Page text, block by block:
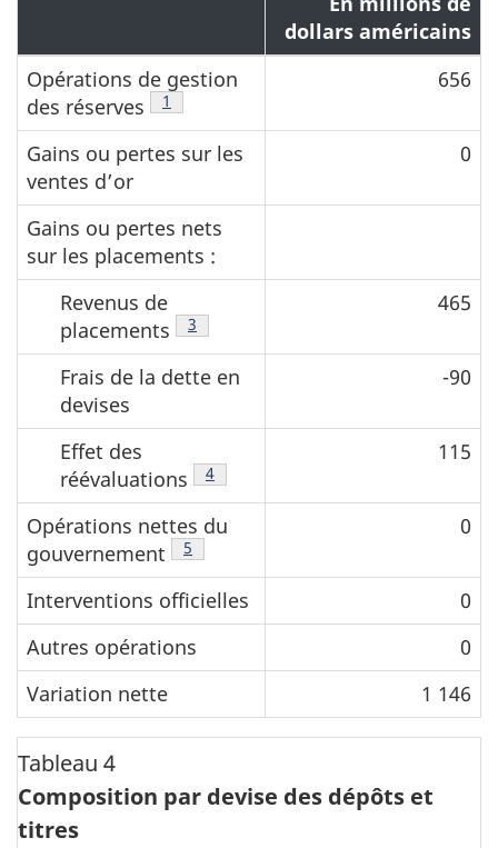
dollars américains
Opérations de gestion
des réserves
Note de bas de page
1
656
Gains ou pertes sur les
ventes d’or
0
Gains ou pertes nets
sur les placements :
Revenus de
placements
Note de bas de page
3
465
Frais de la dette en
devises
-90
Effet des
réévaluations
Note de bas de page
4
115
Opérations nettes du
gouvernement
Note de bas de page
5
0
Interventions officielles
0
Autres opérations
0
Variation nette
1 146
Tableau 4
Composition par devise des dépôts et
titres